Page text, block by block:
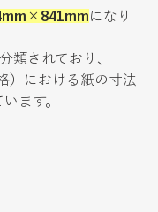
になり
類されており、
）における紙の寸法
ます。